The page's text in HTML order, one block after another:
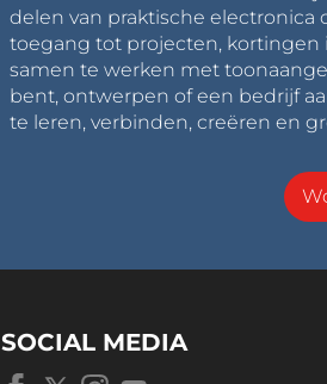
delen van praktische electronica
toegang tot projecten, kortingen
samen te werken met
bent, ontwerpen of een bedrijf
te leren, verbinden, creëren en
SOCIAL MEDIA